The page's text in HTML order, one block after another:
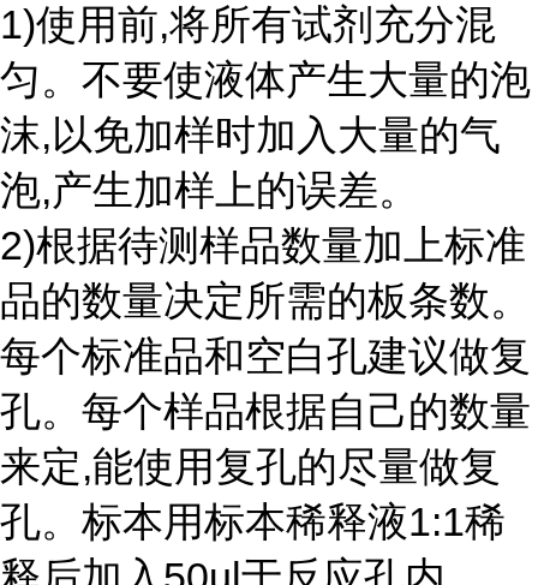
1)使用前,将所有试剂充分混
匀。不要使液体产生大量的泡
沫,以免加样时加入大量的气
泡,产生加样上的误差。
2)根据待测样品数量加上标准
品的数量决定所需的板条数。
每个标准品和空白孔建议做复
孔。每个样品根据自己的数量
来定,能使用复孔的尽量做复
孔。标本用标本稀释液1:1稀